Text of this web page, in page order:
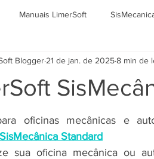
Manuais LimerSoft
Blogger21 de jan. de 20258 min de
Standard
sua oficina mecânica ou